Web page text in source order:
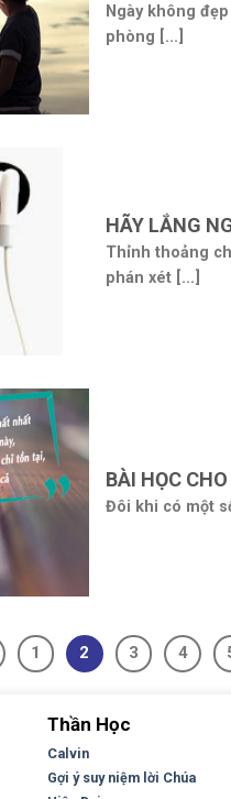
Ngày không
phòng [...]
HÃY LẮNG
Thỉnh thoảng
phán xét [...]
BÀI HỌC
Đôi khi có một
1 2 3 4
Thần Học
Calvin
Gợi ý suy niệm lời Chúa